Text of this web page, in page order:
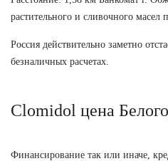
растительного и сливочного масел
Россия действительно заметно
безналичных расчетах.
Clomidol цена
Финансирование так или иначе,